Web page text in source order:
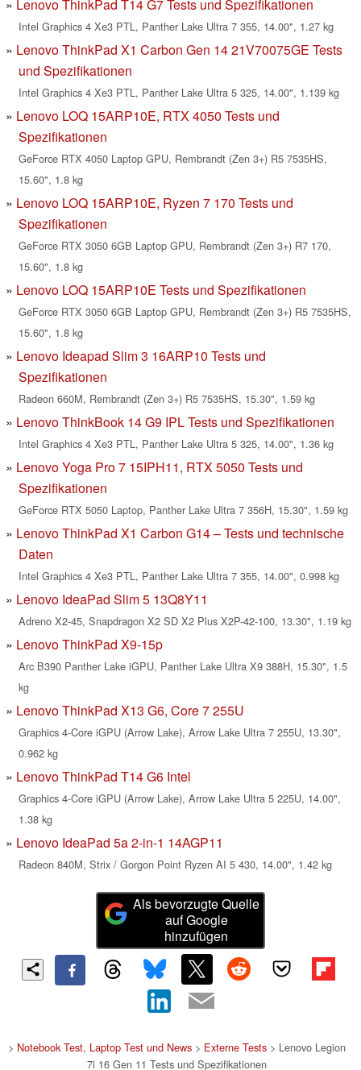
Lenovo ThinkPad T14 G7 Tests und Spezifikationen
Intel Graphics 4 Xe3 PTL, Panther Lake Ultra 7 355, 14.00", 1.27 kg
Lenovo ThinkPad X1 Carbon Gen 14 21V70075GE Tests
und Spezifikationen
Intel Graphics 4 Xe3 PTL, Panther Lake Ultra 5 325, 14.00", 1.139 kg
Lenovo LOQ 15ARP10E, RTX 4050 Tests und
Spezifikationen
GeForce RTX 4050 Laptop GPU, Rembrandt (Zen 3+) R5 7535HS,
15.60", 1.8 kg
Lenovo LOQ 15ARP10E, Ryzen 7 170 Tests und
Spezifikationen
GeForce RTX 3050 6GB Laptop GPU, Rembrandt (Zen 3+) R7 170,
15.60", 1.8 kg
Lenovo LOQ 15ARP10E Tests und Spezifikationen
GeForce RTX 3050 6GB Laptop GPU, Rembrandt (Zen 3+) R5 7535HS,
15.60", 1.8 kg
Lenovo Ideapad Slim 3 16ARP10 Tests und
Spezifikationen
Radeon 660M, Rembrandt (Zen 3+) R5 7535HS, 15.30", 1.59 kg
Lenovo ThinkBook 14 G9 IPL Tests und Spezifikationen
Intel Graphics 4 Xe3 PTL, Panther Lake Ultra 5 325, 14.00", 1.36 kg
Lenovo Yoga Pro 7 15IPH11, RTX 5050 Tests und
Spezifikationen
GeForce RTX 5050 Laptop, Panther Lake Ultra 7 356H, 15.30", 1.59 kg
Lenovo ThinkPad X1 Carbon G14 – Tests und technische
Daten
Intel Graphics 4 Xe3 PTL, Panther Lake Ultra 7 355, 14.00", 0.998 kg
Lenovo IdeaPad Slim 5 13Q8Y11
Adreno X2-45, Snapdragon X2 SD X2 Plus X2P-42-100, 13.30", 1.19 kg
Lenovo ThinkPad X9-15p
Arc B390 Panther Lake iGPU, Panther Lake Ultra X9 388H, 15.30", 1.5
kg
Lenovo ThinkPad X13 G6, Core 7 255U
Graphics 4-Core iGPU (Arrow Lake), Arrow Lake Ultra 7 255U, 13.30",
0.962 kg
Lenovo ThinkPad T14 G6 Intel
Graphics 4-Core iGPU (Arrow Lake), Arrow Lake Ultra 5 225U, 14.00",
1.38 kg
Lenovo IdeaPad 5a 2-in-1 14AGP11
Radeon 840M, Strix / Gorgon Point Ryzen AI 5 430, 14.00", 1.42 kg
Als bevorzugte Quelle
auf Google
hinzufügen
> Notebook Test, Laptop Test und News> Externe Tests> Lenovo Legion
7i 16 Gen 11 Tests und Spezifikationen